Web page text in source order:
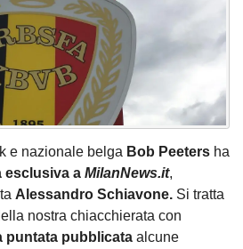
e nazionale belga Bob Peeters ha
esclusiva a MilanNews.it,
Alessandro Schiavone. Si tratta
nostra chiacchierata con
puntata pubblicata alcune